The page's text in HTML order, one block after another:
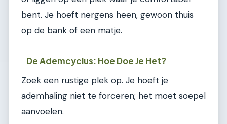
bent. Je hoeft nergens heen, gewoon thuis
op de bank of een matje.
De Ademcyclus: Hoe Doe Je Het?
Zoek een rustige plek op. Je hoeft je
ademhaling niet te forceren; het moet soepel
aanvoelen.